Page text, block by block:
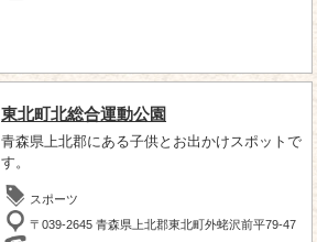
東北町北総合運動公園
青森県上北郡にある子供とお出かけスポットで
す。
スポーツ
〒039-2645 青森県上北郡東北町外蛯沢前平79-47